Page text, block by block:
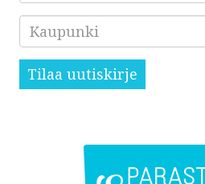
Kaupunki
Tilaa uutiskirje